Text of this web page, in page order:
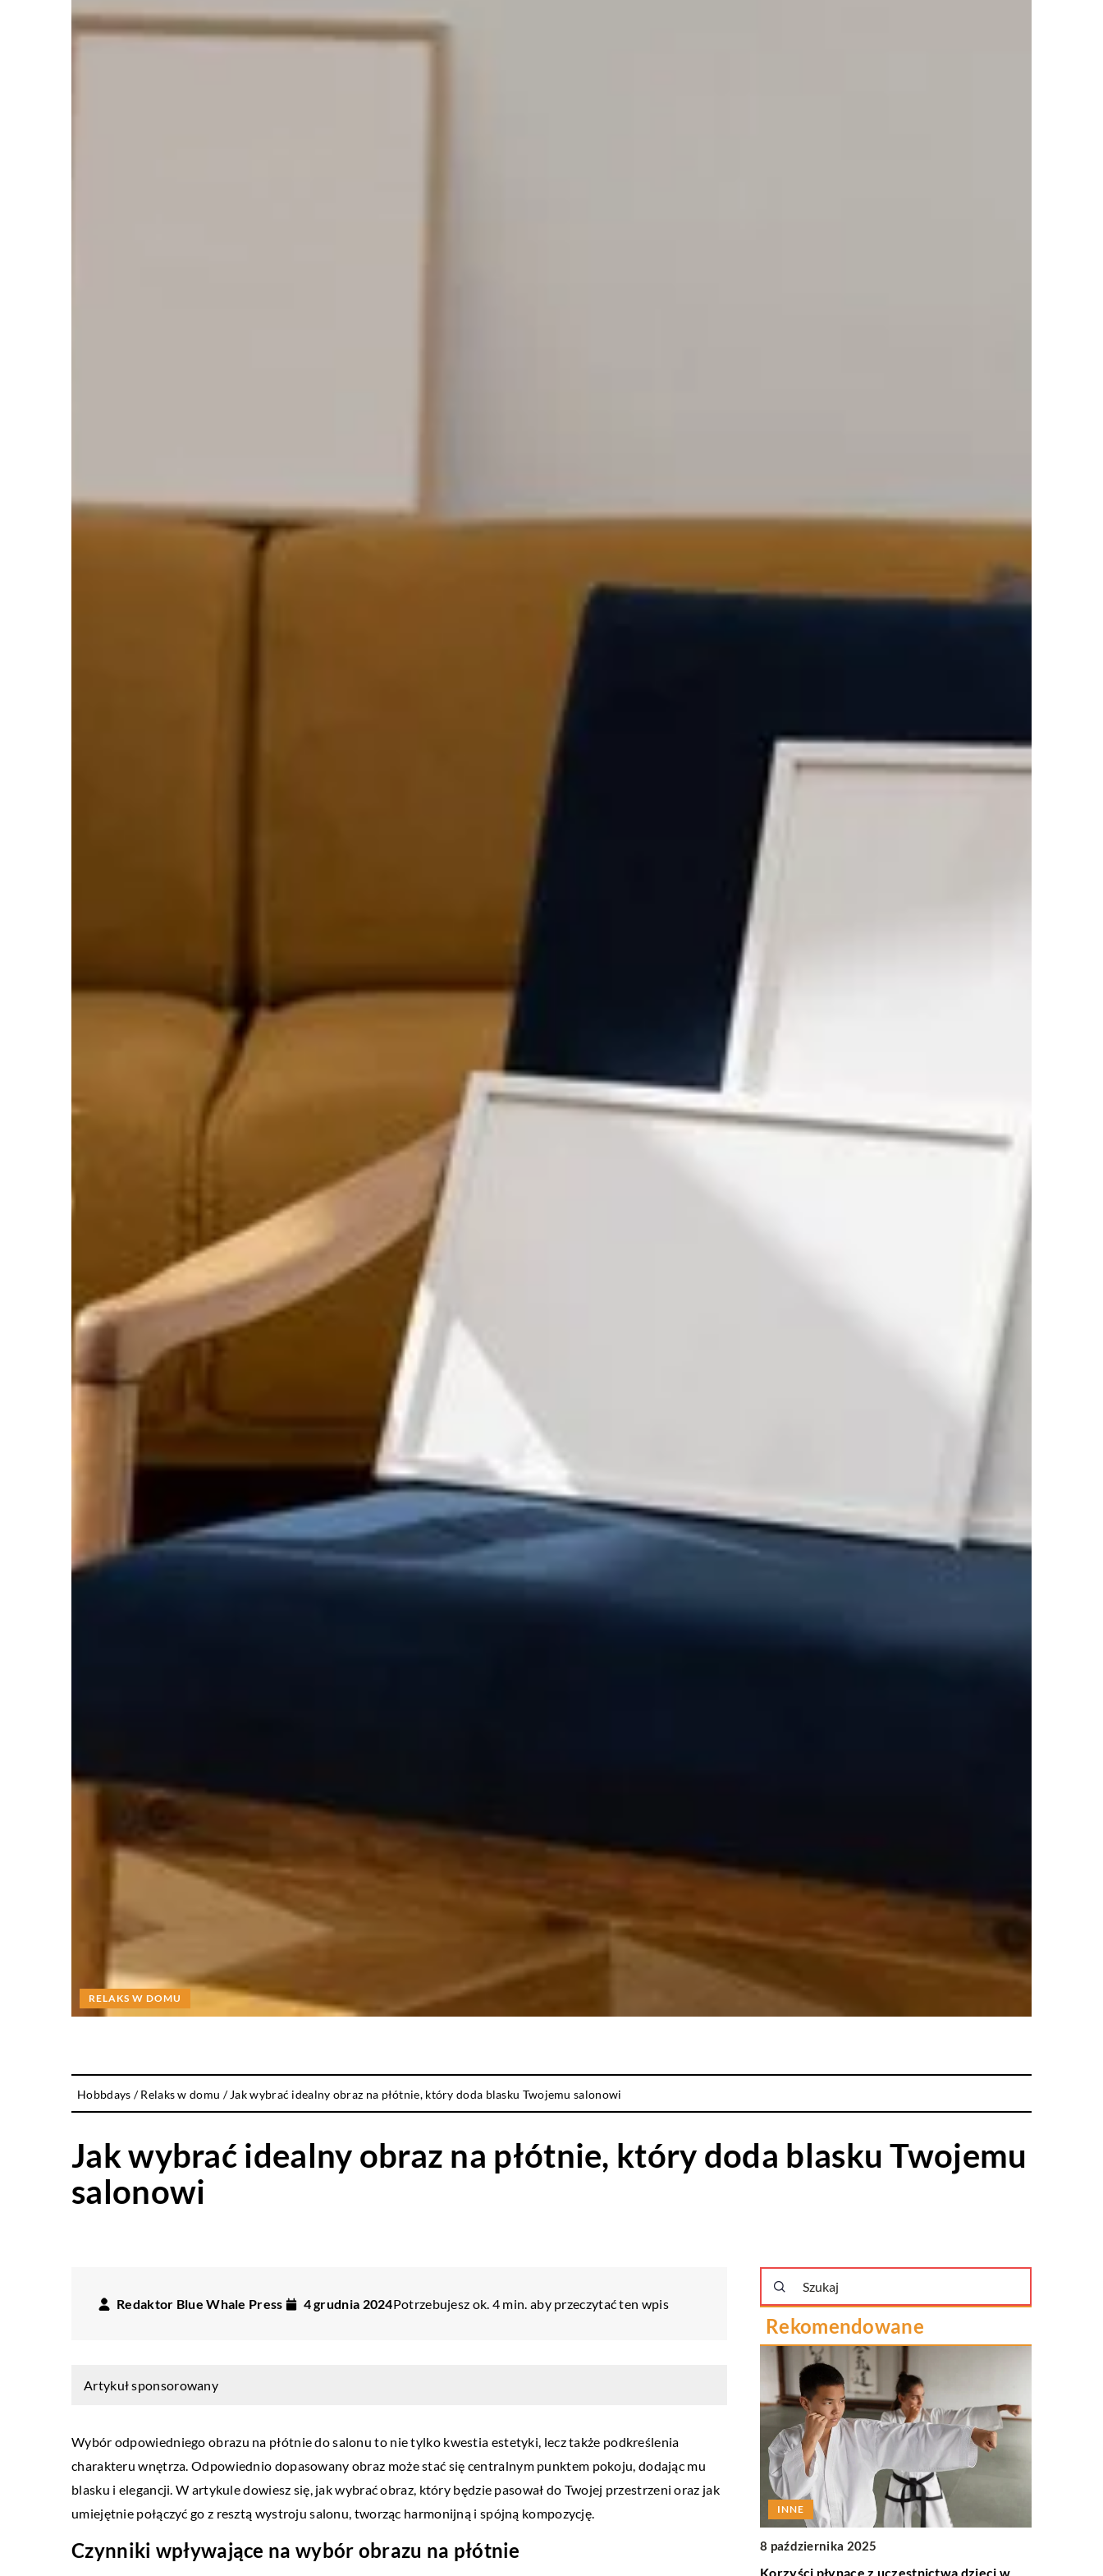
RELAKS W DOMU
Hobbdays /Relaks w domu / Jak wybrać idealny obraz na płótnie, który doda blasku Twojemu salonowi
Jak wybrać idealny obraz na płótnie, który doda blasku Twojemu
salonowi
Redaktor Blue Whale Press 4 grudnia 2024Potrzebujesz ok. 4 min. aby przeczytać ten wpis
Artykuł sponsorowany
Wybór odpowiedniego obrazu na płótnie do salonu to nie tylko kwestia estetyki, lecz także podkreślenia
charakteru wnętrza. Odpowiednio dopasowany obraz może stać się centralnym punktem pokoju, dodając mu
blasku i elegancji. W artykule dowiesz się, jak wybrać obraz, który będzie pasował do Twojej przestrzeni oraz jak
umiejętnie połączyć go z resztą wystroju salonu, tworząc harmonijną i spójną kompozycję.
Czynniki wpływające na wybór obrazu na płótnie
Rekomendowane
INNE
RELAKS W DOMU
10 września 2025
INNE
8 października 2025
Korzyści płynące z uczestnictwa dzieci w